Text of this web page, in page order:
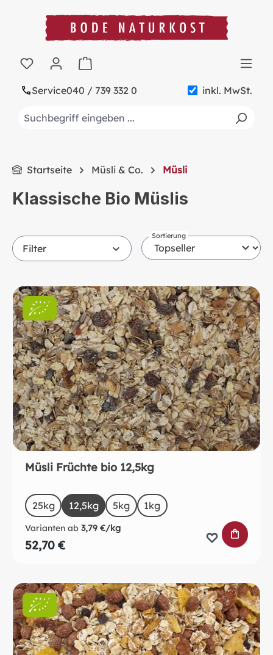
springen
Service040 / 739 332 0 inkl. MwSt.
Warenkorb enthält 0 Positionen. Der
Startseite Müsli & Co. Müsli
Klassische Bio Müslis
Filter
Sortierung
Müsli Früchte bio 12,5kg
Sizeauswählen
25kg 12,5kg 5kg 1kg
Varianten ab 3,79 €/kg
52,70 €
IN DEN